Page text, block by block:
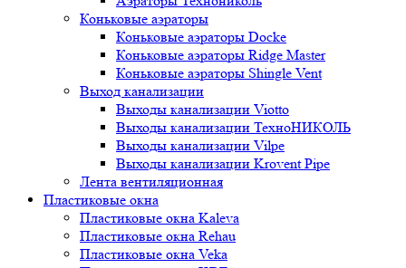
Коньковые аэраторы
Коньковые аэраторы Docke
Коньковые аэраторы Ridge Master
Коньковые аэраторы Shingle Vent
Выход канализации
Выходы канализации Viotto
Выходы канализации ТехноНИКОЛЬ
Выходы канализации Vilpe
Выходы канализации Krovent Pipe
Лента вентиляционная
Пластиковые окна
Пластиковые окна Kaleva
Пластиковые окна Rehau
Пластиковые окна Veka